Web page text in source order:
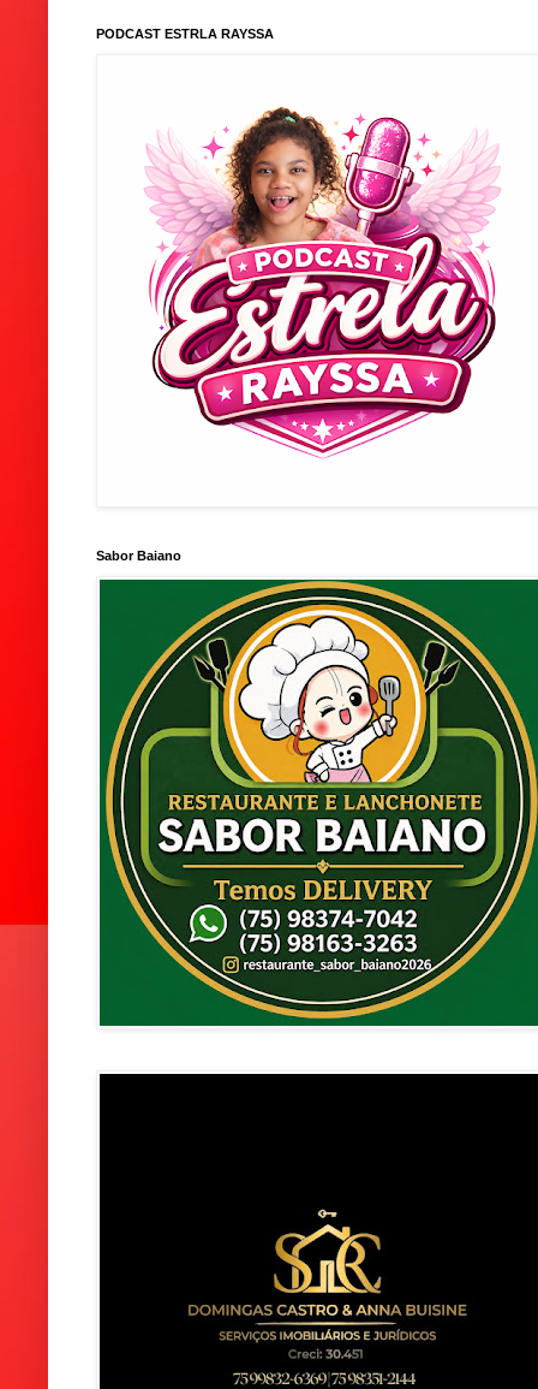
PODCAST ESTRLA RAYSSA
Sabor Baiano